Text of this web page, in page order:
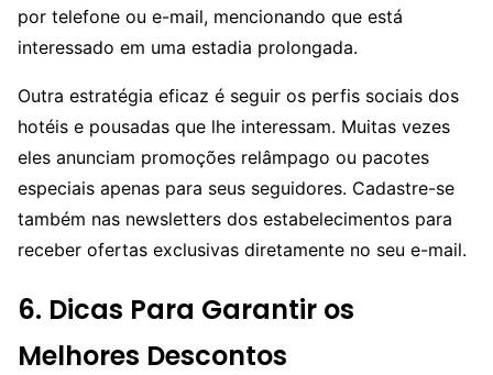
por telefone ou e-mail, mencionando que está
interessado em uma estadia prolongada.
Outra estratégia eficaz é seguir os perfis sociais dos
hotéis e pousadas que lhe interessam. Muitas vezes
eles anunciam promoções relâmpago ou pacotes
especiais apenas para seus seguidores. Cadastre-se
também nas newsletters dos estabelecimentos para
receber ofertas exclusivas diretamente no seu e-mail.
6. Dicas Para Garantir os
Melhores Descontos